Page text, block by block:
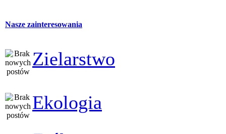
Nasze zainteresowania
Zielarstwo
Ekologia